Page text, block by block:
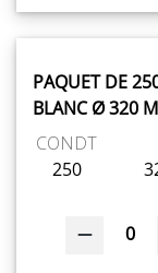
PAQUET DE
BLANC Ø 320
CONDT
250
0